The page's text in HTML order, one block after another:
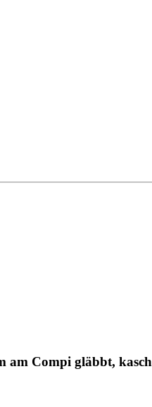
am Compi gläbbt, kasch